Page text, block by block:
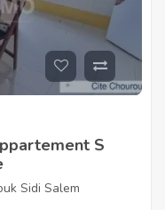
S
Sidi Salem